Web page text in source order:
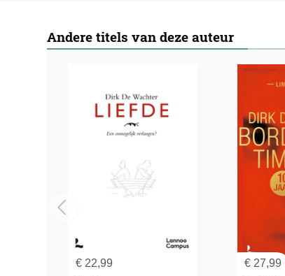
Andere titels van deze auteur
€ 22,99 € 27,99